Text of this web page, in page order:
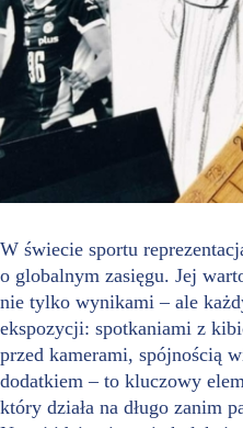
W świecie sportu
o globalnym zasięgu. Jej
nie tylko wynikami – ale
ekspozycji: spotkaniami z
przed kamerami, spójnością
dodatkiem – to kluczowy
który działa na długo zanim